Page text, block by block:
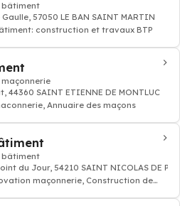
bâtiment
57050 LE BAN SAINT MARTIN
construction et travaux BTP
44360 SAINT ETIENNE DE MONTLUC
Annuaire des maçons
bâtiment
du Jour, 54210 SAINT NICOLAS DE
maçonnerie, Construction de